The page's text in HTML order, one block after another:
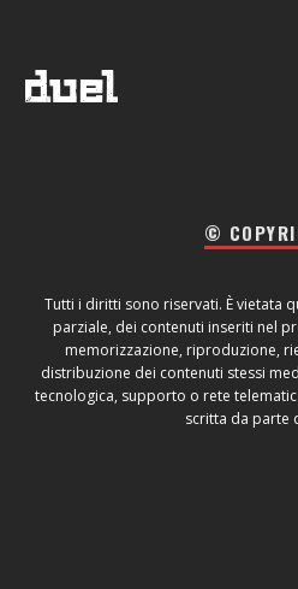
©
Tutti i diritti sono riservati. È vietata
parziale, dei contenuti inseriti nel
memorizzazione, riproduzione,
distribuzione dei contenuti stessi
tecnologica, supporto o rete
scritta da parte